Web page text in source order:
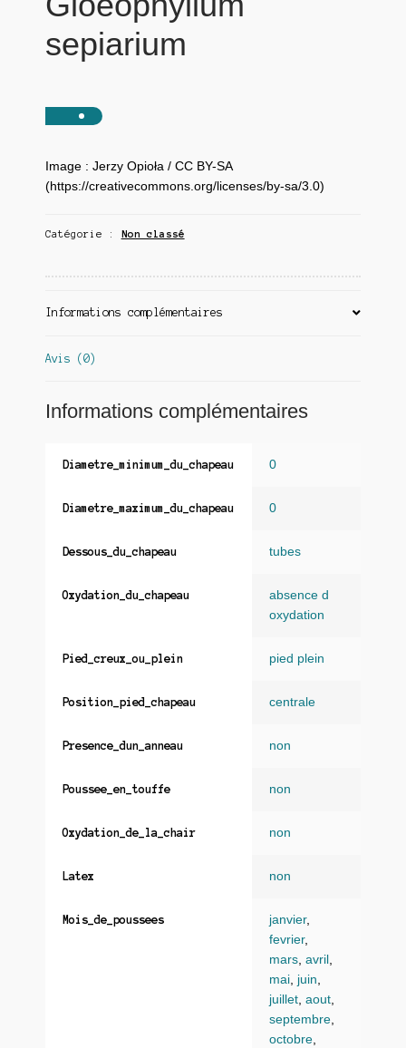
sepiarium
Image : Jerzy Opioła / CC BY-SA
(https://creativecommons.org/licenses/by-sa/3.0)
Catégorie : Non classé
Informations complémentaires
Avis (0)
Informations complémentaires
Diametre_minimum_du_chapeau 0
Diametre_maximum_du_chapeau 0
Dessous_du_chapeau tubes
Oxydation_du_chapeau
absence d
oxydation
Pied_creux_ou_plein pied plein
Position_pied_chapeau centrale
Presence_dun_anneau non
Poussee_en_touffe non
Oxydation_de_la_chair non
Latex non
Mois_de_poussees janvier,
fevrier,
mars, avril ,
mai, juin,
juillet, aout,
septembre,
octobre,